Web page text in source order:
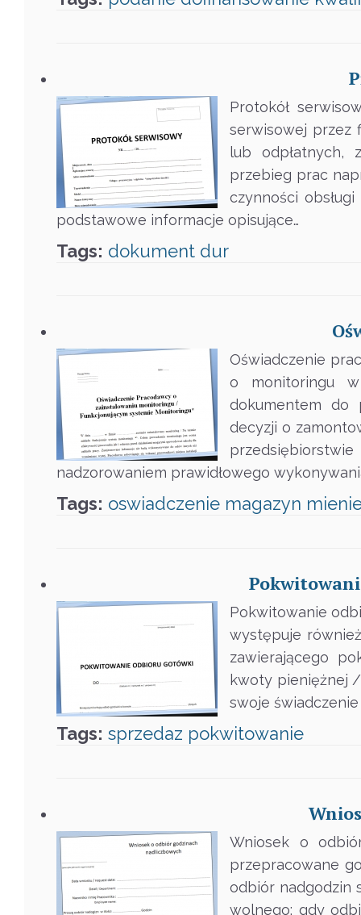
Protokół
serwisowej przez
lub odpłatnych,
przebieg prac
czynności
podstawowe informacje opisujące…
Tags: dokument dur
Oświadczenie
o monitoringu
dokumentem do
decyzji o
nadzorowaniem prawidłowego
Tags: oswiadczenie magazyn
Pokwitowanie
występuje
zawierającego
kwoty pieniężnej /
swoje
Tags: sprzedaz pokwitowanie
Wniosek o
przepracowane
odbiór nadgodzin
wolnego; gdy